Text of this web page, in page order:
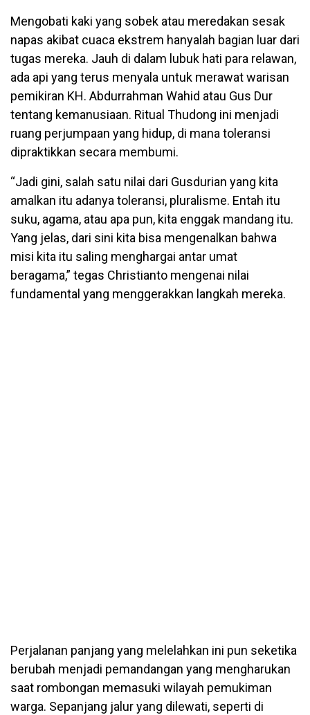
Mengobati kaki yang sobek atau meredakan sesak
napas akibat cuaca ekstrem hanyalah bagian luar dari
tugas mereka. Jauh di dalam lubuk hati para relawan,
ada api yang terus menyala untuk merawat warisan
pemikiran KH. Abdurrahman Wahid atau Gus Dur
tentang kemanusiaan. Ritual Thudong ini menjadi
ruang perjumpaan yang hidup, di mana toleransi
dipraktikkan secara membumi.
“Jadi gini, salah satu nilai dari Gusdurian yang kita
amalkan itu adanya toleransi, pluralisme. Entah itu
suku, agama, atau apa pun, kita enggak mandang itu.
Yang jelas, dari sini kita bisa mengenalkan bahwa
misi kita itu saling menghargai antar umat
beragama,” tegas Christianto mengenai nilai
fundamental yang menggerakkan langkah mereka.
Perjalanan panjang yang melelahkan ini pun seketika
berubah menjadi pemandangan yang mengharukan
saat rombongan memasuki wilayah pemukiman
warga. Sepanjang jalur yang dilewati, seperti di